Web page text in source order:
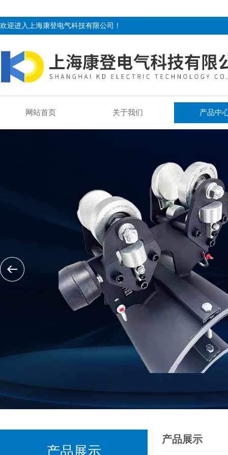
欢迎进入上海康登电气科技有限公司！
网站首页 关于我们 产品中
产品展示
产品展示